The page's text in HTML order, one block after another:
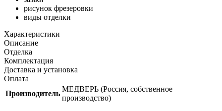
рисунок фрезеровки
виды отделки
Характеристики
Описание
Отделка
Комплектация
Доставка и установка
Оплата
Производитель
МЕДВЕРЬ (Россия, собственное
производство)